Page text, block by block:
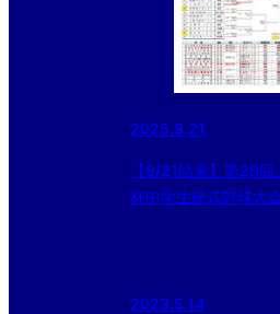
2025.9.21
【9/21結果】第29回
杯中学生硬式野球大
2023.5.14